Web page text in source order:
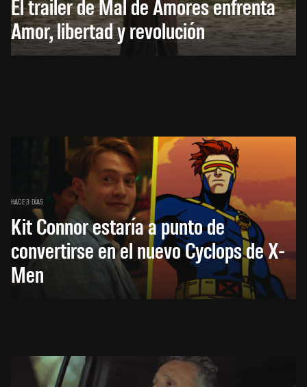
El trailer de Mal de Amores enfrenta
Amor, libertad y revolución
HACE 3 DÍAS
Kit Connor estaría a punto de
convertirse en el nuevo Cyclops de X-
Men